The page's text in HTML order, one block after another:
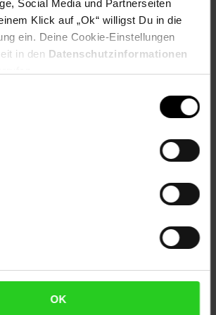
Social Media und Partnerseiten
Klick auf „Ok“ willigst Du in die
ein. Deine Cookie-Einstellungen
in den Datenschutzinformationen
OK
Angebote
Weinwelt
Karriere